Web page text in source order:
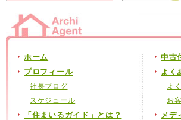
ホーム
プロフィール
社長ブログ
スケジュール
「住まいるガイド」とは？
中古
よく
よ
お
メデ